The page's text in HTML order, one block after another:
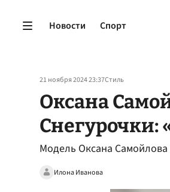
Новости Спорт
21 ноября 2024 23:37Стиль
Оксана
Снегурочки:
Модель Оксана
Илона Иванова